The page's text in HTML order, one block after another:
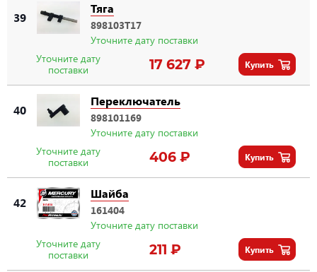
39
Тяга
898103T17
Уточните дату поставки
Уточните дату
поставки
17 627 ₽ Купить
40
Переключатель
898101169
Уточните дату поставки
Уточните дату
поставки
406 ₽ Купить
42
Шайба
161404
Уточните дату поставки
Уточните дату
поставки
211 ₽ Купить